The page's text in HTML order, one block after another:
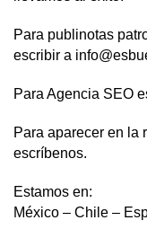
Para publinotas
escribir a
Para Agencia SEO
Para aparecer en la
escríbenos.
Estamos en:
México – Chile –